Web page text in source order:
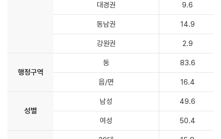
대경권 9.6
동남권 14.9
강원권 2.9
행정구역
동 83.6
읍/면 16.4
성별
남성 49.6
여성 50.4